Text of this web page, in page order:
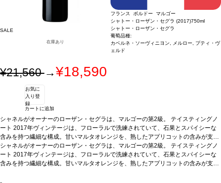
SALE
在庫あり
フランス ボルドー マルゴー
シャトー・ローザン・セグラ (2017)750ml
シャトー・ローザン・セグラ
葡萄品種:
カベルネ・ソーヴィニヨン, メルロー, プティ・ヴ
ェルド
¥21,560→¥18,590
お気に
入り登
録
カートに追加
シャネルがオーナーのローザン・セグラは、マルゴーの第2級。 テイスティングノ
ート 2017年ヴィンテージは、フローラルで洗練されていて、石果とスパイシーな
含みを持つ繊細な構成。甘いマルタオレンジを、熟したアプリコットの含みが支
え、柔らかく滑らかな口当たりと、キャラメリゼしたアプリコットの酸味を持ち、
生き生きとして熟成感が素晴らしい。背景にあるタバコのアロマは甘さと香ばしさ
があり、粉末状や砂糖漬けにしたイチゴを感じる。ビスケットのようなアロマとイ
がなくのびやか。余韻が長く複雑、かつ繊細なアロマが残るバランスの取れた素晴
シャネルがオーナーのローザン・セグラは、マルゴーの第2級。 テイスティングノ
ート 2017年ヴィンテージは、フローラルで洗練されていて、石果とスパイシーな
含みを持つ繊細な構成。甘いマルタオレンジを、熟したアプリコットの含みが支
生き生きとして熟成感が素晴らしい。背景にあるタバコのアロマは甘さと香ばしさ